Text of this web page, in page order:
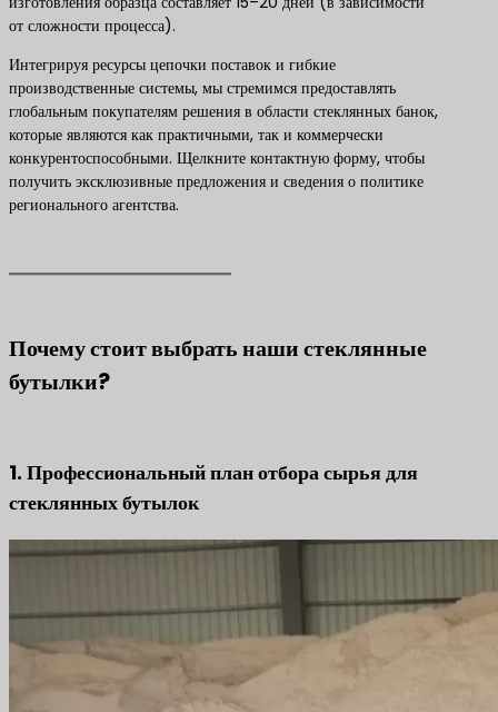
от сложности процесса).
Интегрируя ресурсы цепочки поставок и гибкие
производственные системы, мы стремимся предоставлять
глобальным покупателям решения в области стеклянных банок,
которые являются как практичными, так и коммерчески
конкурентоспособными. Щелкните контактную форму, чтобы
получить эксклюзивные предложения и сведения о политике
регионального агентства.
Почему стоит выбрать наши стеклянные
бутылки?
1. Профессиональный план отбора сырья для
стеклянных бутылок